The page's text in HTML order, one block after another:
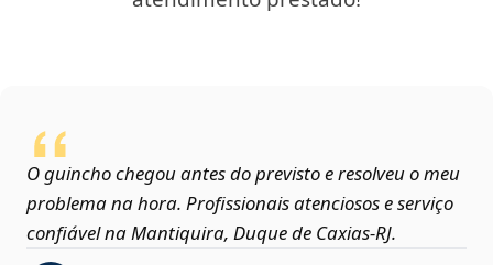
O guincho chegou antes do previsto e resolveu o meu
problema na hora. Profissionais atenciosos e serviço
confiável na Mantiquira, Duque de Caxias‑RJ.